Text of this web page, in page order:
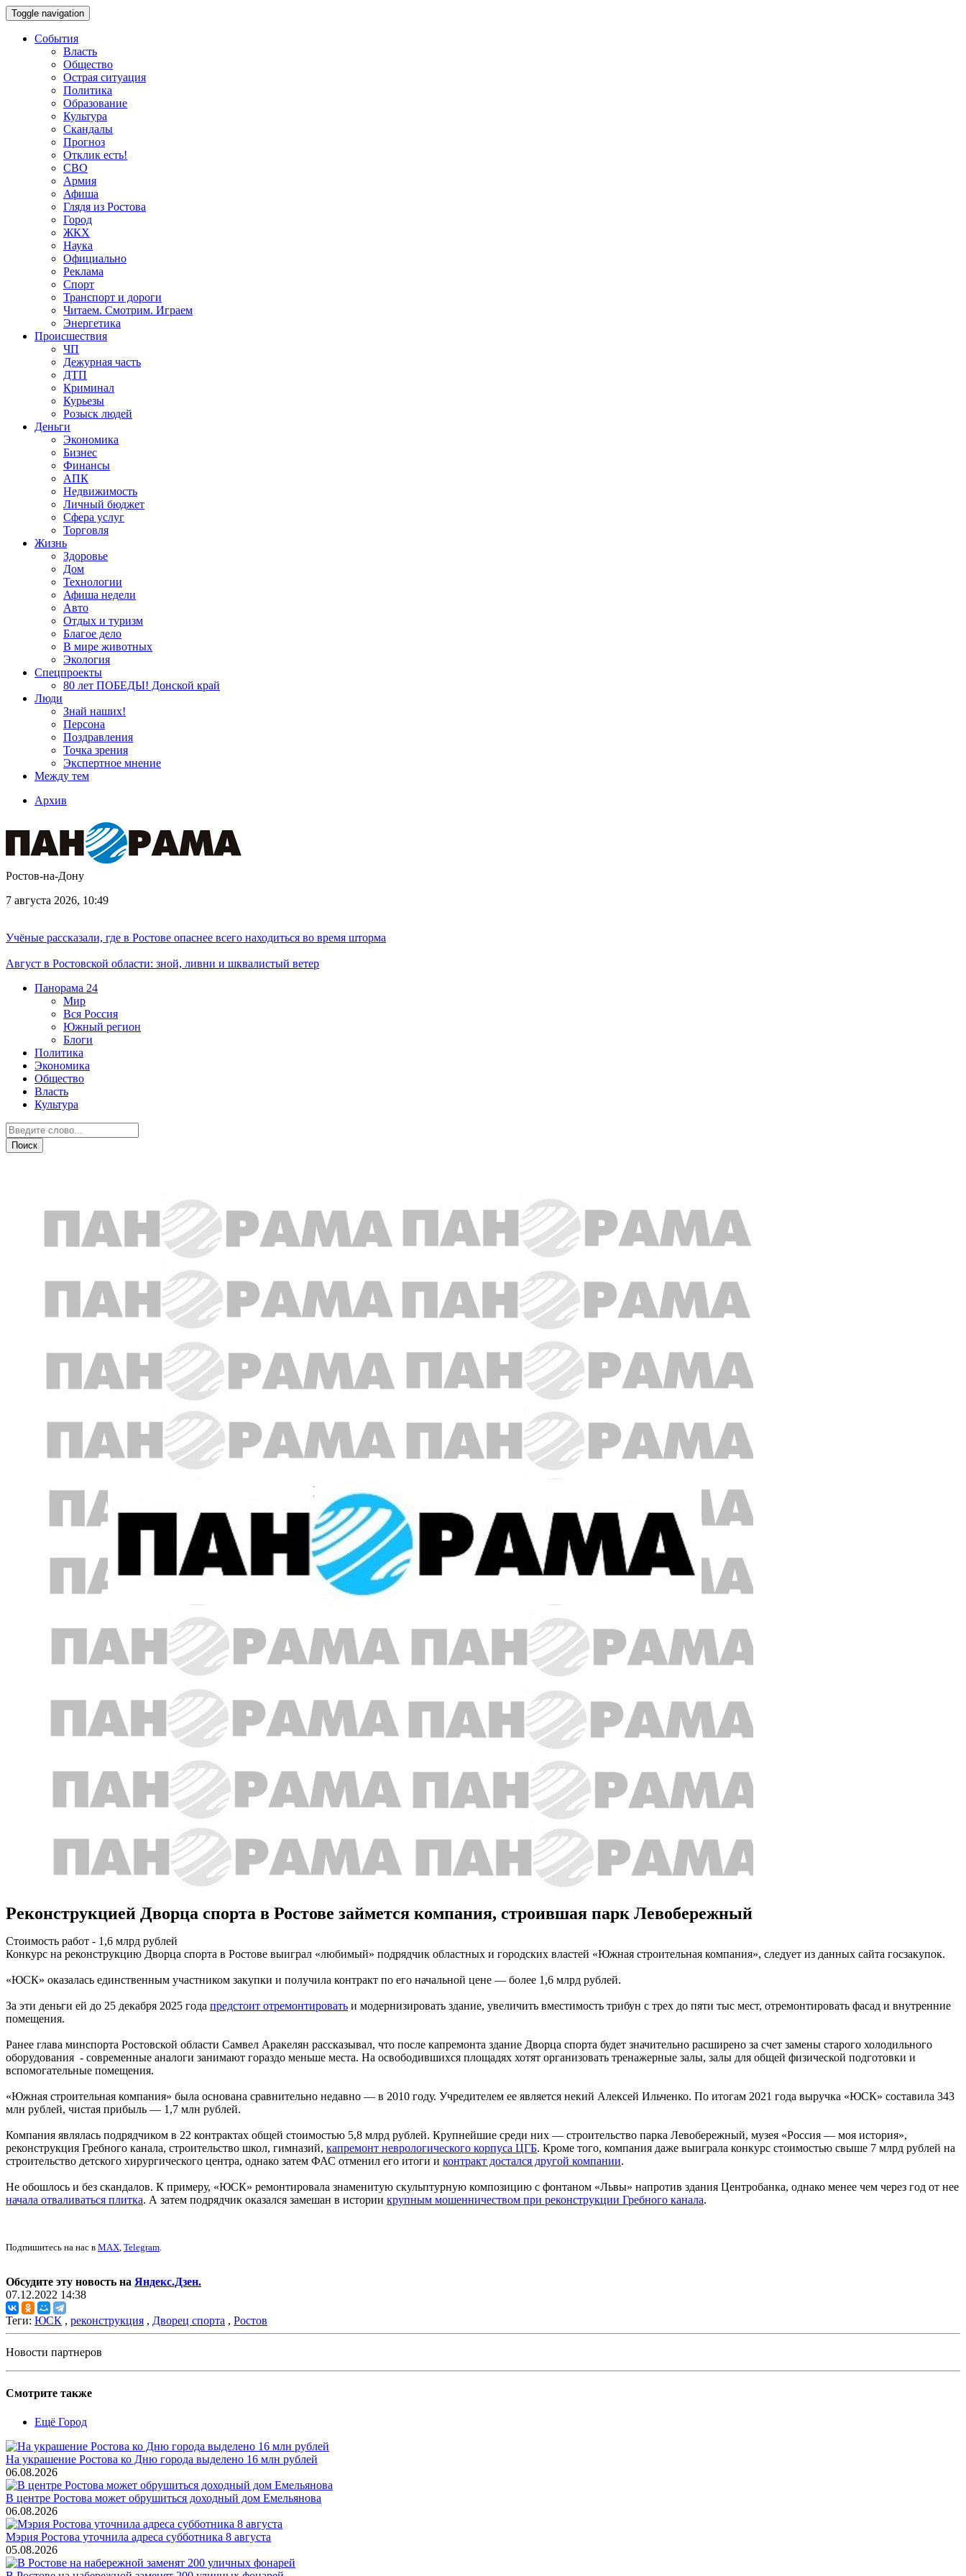
Toggle navigation
События
Власть
Общество
Острая ситуация
Политика
Образование
Культура
Скандалы
Прогноз
Отклик есть!
СВО
Армия
Афиша
Глядя из Ростова
Город
ЖКХ
Наука
Официально
Реклама
Спорт
Транспорт и дороги
Читаем. Смотрим. Играем
Энергетика
Происшествия
ЧП
Дежурная часть
ДТП
Криминал
Курьезы
Розыск людей
Деньги
Экономика
Бизнес
Финансы
АПК
Недвижимость
Личный бюджет
Сфера услуг
Торговля
Жизнь
Здоровье
Дом
Технологии
Афиша недели
Авто
Отдых и туризм
Благое дело
В мире животных
Экология
Спецпроекты
80 лет ПОБЕДЫ! Донской край
Люди
Знай наших!
Персона
Поздравления
Точка зрения
Экспертное мнение
Между тем
Архив
Ростов-на-Дону
7 августа 2026, 10:49
Учёные рассказали, где в Ростове опаснее всего находиться во время шторма
Август в Ростовской области: зной, ливни и шквалистый ветер
Панорама 24
Мир
Вся Россия
Южный регион
Блоги
Политика
Экономика
Общество
Власть
Культура
Реконструкцией Дворца спорта в Ростове займется компания, строившая парк Левобережный
Стоимость работ - 1,6 млрд рублей
Конкурс на реконструкцию Дворца спорта в Ростове выиграл «любимый» подрядчик областных и городских властей «Южная строительная компания», следует из данных сайта госзакупок.
«ЮСК» оказалась единственным участником закупки и получила контракт по его начальной цене — более 1,6 млрд рублей.
За эти деньги ей до 25 декабря 2025 года предстоит отремонтировать и модернизировать здание, увеличить вместимость трибун с трех до пяти тыс мест, отремонтировать фасад и внутренние
помещения.
Ранее глава минспорта Ростовской области Самвел Аракелян рассказывал, что после капремонта здание Дворца спорта будет значительно расширено за счет замены старого холодильного
оборудования - современные аналоги занимают гораздо меньше места. На освободившихся площадях хотят организовать тренажерные залы, залы для общей физической подготовки и
вспомогательные помещения.
«Южная строительная компания» была основана сравнительно недавно — в 2010 году. Учредителем ее является некий Алексей Ильченко. По итогам 2021 года выручка «ЮСК» составила 343
млн рублей, чистая прибыль — 1,7 млн рублей.
Компания являлась подрядчиком в 22 контрактах общей стоимостью 5,8 млрд рублей. Крупнейшие среди них — строительство парка Левобережный, музея «Россия — моя история»,
реконструкция Гребного канала, строительство школ, гимназий, капремонт неврологического корпуса ЦГБ. Кроме того, компания даже выиграла конкурс стоимостью свыше 7 млрд рублей на
строительство детского хирургического центра, однако затем ФАС отменил его итоги и контракт достался другой компании.
Не обошлось и без скандалов. К примеру, «ЮСК» ремонтировала знаменитую скульптурную композицию с фонтаном «Львы» напротив здания Центробанка, однако менее чем через год от нее
начала отваливаться плитка. А затем подрядчик оказался замешан в истории крупным мошенничеством при реконструкции Гребного канала.
Подпишитесь на нас в MAX, Telegram.
Обсудите эту новость на Яндекс.Дзен.
07.12.2022 14:38
Теги: ЮСК , реконструкция , Дворец спорта , Ростов
Новости партнеров
Смотрите также
Ещё Город
На украшение Ростова ко Дню города выделено 16 млн рублей
06.08.2026
В центре Ростова может обрушиться доходный дом Емельянова
06.08.2026
Мэрия Ростова уточнила адреса субботника 8 августа
05.08.2026